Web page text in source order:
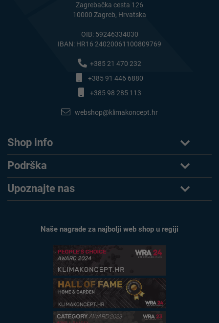
Zagrebačka cesta 126
10000 Zagreb, Hrvatska
OIB: 59246334030
IBAN: HR16 24020061100809769
+385 21 470 232
+385 91 446 6880
+385 98 285 113
webshop@klimakoncept.hr
Shop info
Podrška
Upoznajte nas
Naše nagrade za najbolji web shop u regiji